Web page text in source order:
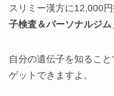
スリミー漢方に12,000
子検査＆パーソナルジム
自分の遺伝子を知ること
ゲットできますよ。